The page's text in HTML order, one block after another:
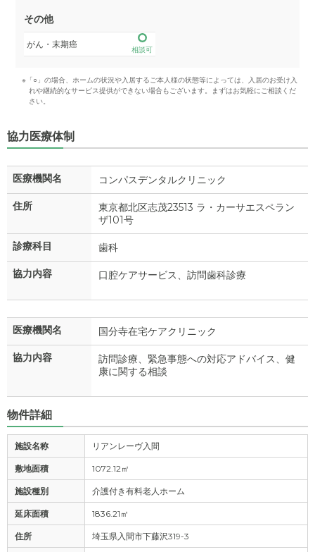
その他
がん・末期癌
相談可
※「○」の場合、ホームの状況や入居するご本人様の状態等によっては、入居のお受け入
れや継続的なサービス提供ができない場合もございます。まずはお気軽にご相談くだ
さい。
協力医療体制
医療機関名 コンパスデンタルクリニック
住所
東京都北区志茂23513 ラ・カーサエスペラン
ザ101号
診療科目 歯科
協力内容 口腔ケアサービス、訪問歯科診療
医療機関名 国分寺在宅ケアクリニック
協力内容
訪問診療、緊急事態への対応アドバイス、健
康に関する相談
物件詳細
施設名称 リアンレーヴ入間
敷地面積 1072.12㎡
施設種別 介護付き有料老人ホーム
延床面積 1836.21㎡
住所 埼玉県入間市下藤沢319-3